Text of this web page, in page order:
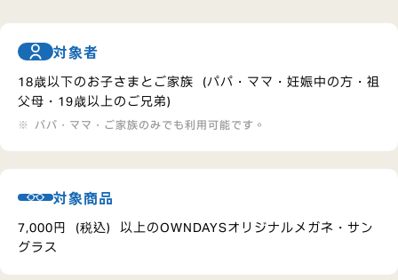
対象者
18歳以下のお子さまとご家族（パパ・ママ・妊娠中の方・祖
父母・19歳以上のご兄弟）
パパ・ママ・ご家族のみでも利用可能です。
対象商品
7,000円（税込）以上のOWNDAYSオリジナルメガネ・サン
グラス